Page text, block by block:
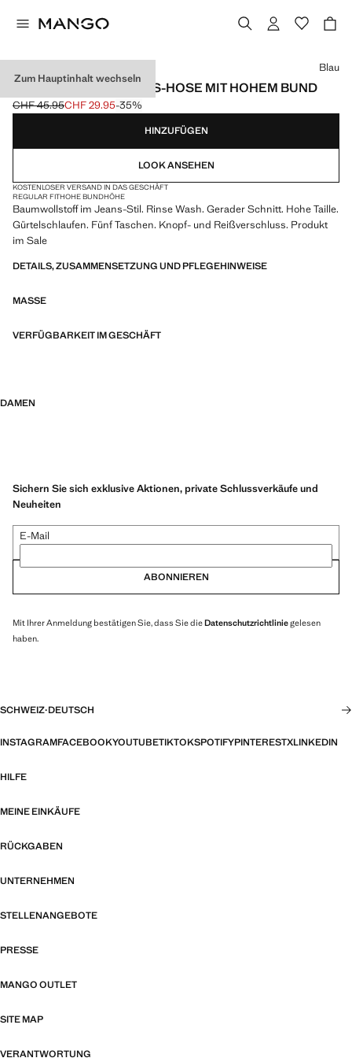
Zum Hauptinhalt wechseln
GERADE KURZE JEANS-HOSE MIT HOHEM BUND
Ausgangspreis durchgestrichen [CHF 45.95 ]
CHF 45.95
Aktueller Preis [CHF 29.95 ]
CHF 29.95-35%
Wählen Sie eine Farbe
Blau
HINZUFÜGEN
LOOK ANSEHEN
KOSTENLOSER VERSAND IN DAS GESCHÄFT
REGULAR FITHOHE BUNDHÖHE
Baumwollstoff im Jeans-Stil. Rinse Wash. Gerader Schnitt. Hohe Taille.
Gürtelschlaufen. Fünf Taschen. Knopf- und Reißverschluss. Produkt
im Sale
DETAILS, ZUSAMMENSETZUNG UND PFLEGEHINWEISE
MASSE
VERFÜGBARKEIT IM GESCHÄFT
DAMEN
Sichern Sie sich exklusive Aktionen, private Schlussverkäufe und
Neuheiten
E-Mail
ABONNIEREN
Mit Ihrer Anmeldung bestätigen Sie, dass Sie dieDatenschutzrichtliniegelesen
haben.
SCHWEIZ·DEUTSCH
INSTAGRAMFACEBOOKYOUTUBETIKTOKSPOTIFYPINTERESTXLINKEDIN
HILFE
MEINE EINKÄUFE
RÜCKGABEN
UNTERNEHMEN
STELLENANGEBOTE
PRESSE
MANGO OUTLET
SITE MAP
VERANTWORTUNG